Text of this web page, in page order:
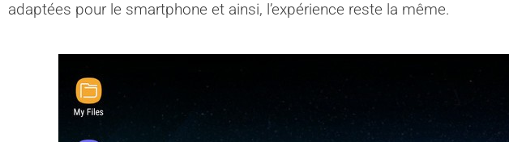
adaptées pour le smartphone et ainsi, l’expérience reste la même.